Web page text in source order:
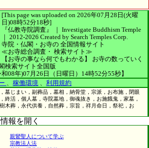
[This page was uploaded on 2026年07月28日(火曜
日)08時52分18秒]
『仏教寺院調査』 ｜ Investigate Buddhism Temple
｜ 2012-2026 Created by Search Temples Corp.
寺院・仏閣・お寺の 全国情報サイト
≪お寺総合調査・ 検索サイト≫
【お寺の事なら何でもわかる】
お寺の数っていく
検索サイト全国版
08年)07月26日（日曜日）14時52分55秒】
、 稼働環境 、 利用規約
墓じまい，副葬品，墓相，納骨堂，宗派，お布施，閉眼
終活，個人墓，寺院墓地，御魂抜き，お施餓鬼，家墓，
木葬，永代供養，自然葬，宗旨，祥月命日，祭祀，お
報を開く
親鸞聖人について学ぶ
宗教法人法